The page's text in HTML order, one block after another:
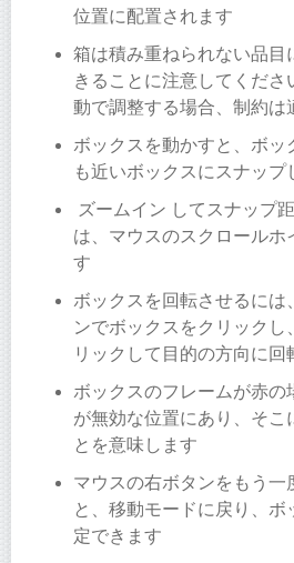
位置に配置されます
箱は積み重ねられない品目
きることに注意してくださ
動で調整する場合、制約は
ボックスを動かすと、ボッ
も近いボックスにスナップ
ズームイン してスナップ
は、マウスのスクロールホ
す
ボックスを回転させるには
ンでボックスをクリックし
リックして目的の方向に回
ボックスのフレームが赤の
が無効な位置にあり、そこ
とを意味します
マウスの右ボタンをもう一
と、移動モードに戻り、ボ
定できます